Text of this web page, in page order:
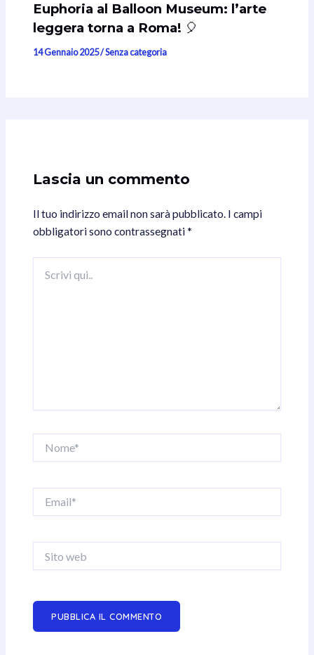
Euphoria al Balloon Museum: l’arte
leggera torna a Roma! 🎈
14 Gennaio 2025/Senza categoria
Lascia un commento
Il tuo indirizzo email non sarà pubblicato. I campi
obbligatori sono contrassegnati*
qui..
web